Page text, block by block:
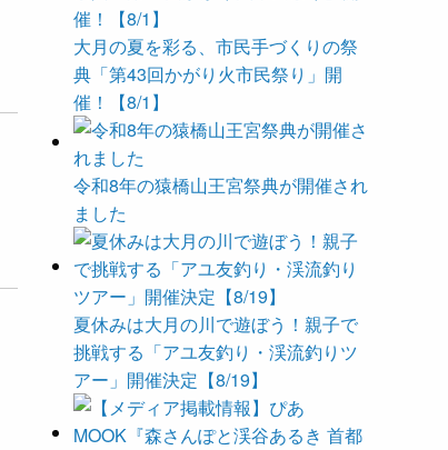
大月の夏を彩る、市民手づくりの祭
典「第43回かがり火市民祭り」開
催！【8/1】
令和8年の猿橋山王宮祭典が開催され
ました
夏休みは大月の川で遊ぼう！親子で
挑戦する「アユ友釣り・渓流釣りツ
アー」開催決定【8/19】